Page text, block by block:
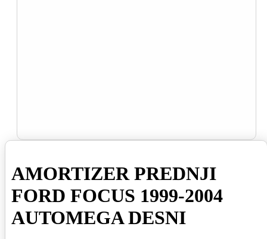
AMORTIZER PREDNJI
FORD FOCUS 1999-2004
AUTOMEGA DESNI